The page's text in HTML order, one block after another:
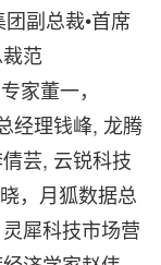
副总裁•首席
范
家董一，
经理钱峰, 龙腾
芸, 云锐科技
，月狐数据总
犀科技市场营